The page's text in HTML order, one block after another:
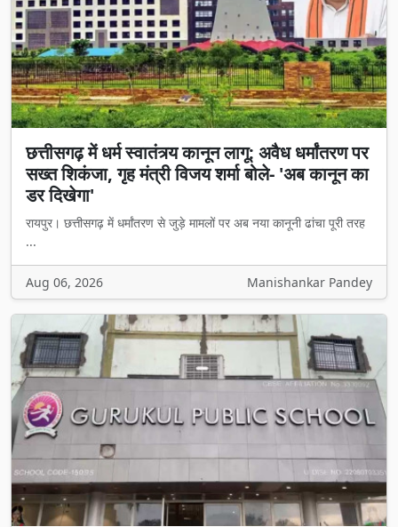
छत्तीसगढ़ में धर्म स्वातंत्र्य कानून लागू: अवैध धर्मांतरण पर
सख्त शिकंजा, गृह मंत्री विजय शर्मा बोले- 'अब कानून का
डर दिखेगा'
रायपुर। छत्तीसगढ़ में धर्मांतरण से जुड़े मामलों पर अब नया कानूनी ढांचा पूरी तरह
...
Aug 06, 2026 Manishankar Pandey